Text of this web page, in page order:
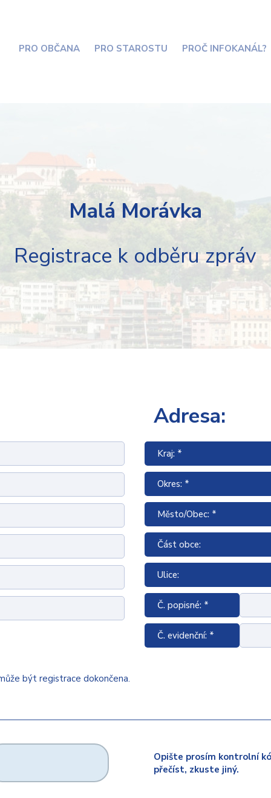
PRO OBČANA PRO STAROSTU PROČ INFOKANÁL?
Malá Morávka
Registrace k odběru zpráv
Adresa:
Kraj: *
Okres: *
Město/Obec: *
Část obce:
Ulice:
Č. popisné: *
Č. evidenční: *
být registrace dokončena.
Opište prosím kontrolní
přečíst, zkuste jiný.